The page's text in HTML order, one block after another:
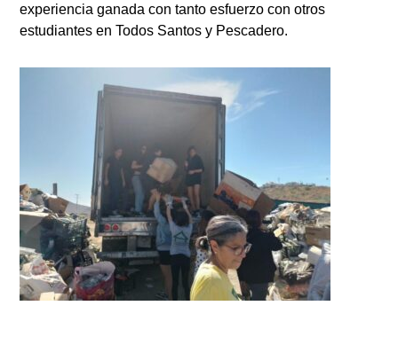
experiencia ganada con tanto esfuerzo con otros
estudiantes en Todos Santos y Pescadero.